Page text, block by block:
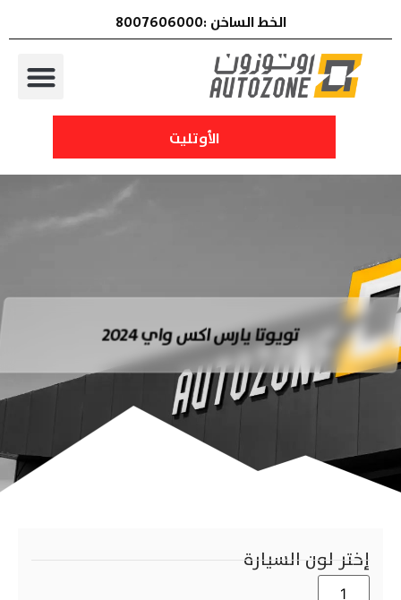
الخط الساخن :8007606000
الأوتليت
تويوتا يارس اكس واي 2024
إختر لون السيارة